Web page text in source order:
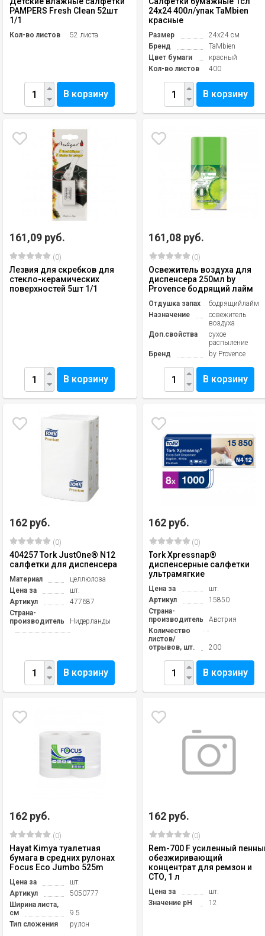
PAMPERS Fresh Clean 52шт
1/1
Кол-во листов 52 листа
В корзину
24х24 400л/упак TaMbien
красные
Размер
24х24 см
Бренд
TaMbien
Цвет бумаги
красный
Кол-во листов
400
В корзину
161,09 руб.
(0)
Лезвия для скребков для
стекло-керамических
поверхностей 5шт 1/1
В корзину
161,08 руб.
(0)
Освежитель воздуха для
диспенсера 250мл by
Provence бодрящий лайм
Отдушка запах
бодрящийлайм
Назначение
освежитель
воздуха
Доп.свойства
сухое
распыление
Бренд
by Provence
В корзину
162 руб.
(0)
404257 Tork JustOne® N12
салфетки для диспенсера
Материал
целлюлоза
Цена за
шт.
Артикул
477687
Страна-
производитель
Нидерланды
В корзину
162 руб.
(0)
Tork Xpressnap®
диспенсерные салфетки
ультрамягкие
Цена за
шт.
Артикул
15850
Страна-
производитель
Австрия
Количество
листов/
отрывов, шт.
200
В корзину
162 руб.
(0)
Hayat Kimya туалетная
бумага в средних рулонах
Focus Eco Jumbo 525m
Цена за
шт.
Артикул
5050777
Ширина листа,
см
9.5
Тип сложения
рулон
162 руб.
(0)
Rem-700 F усиленный
обезжиривающий
концентрат для ремзон и
СТО, 1 л
Цена за
шт.
Значение pH
12